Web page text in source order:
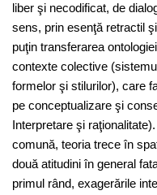
liber şi necodificat, de
sens, prin esenţă retractil
puţin transferarea
contexte colective
formelor şi stilurilor), care
pe conceptualizare şi
Interpretare şi
comună, teoria trece în
două atitudini în general
primul rând, exagerările